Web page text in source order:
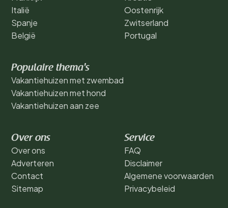
Italië
Spanje
België
Oostenrijk
Zwitserland
Portugal
Populaire thema's
Vakantiehuizen met zwembad
Vakantiehuizen met hond
Vakantiehuizen aan zee
Over ons
Over ons
Adverteren
Contact
Sitemap
Service
FAQ
Disclaimer
Algemene voorwaarden
Privacybeleid